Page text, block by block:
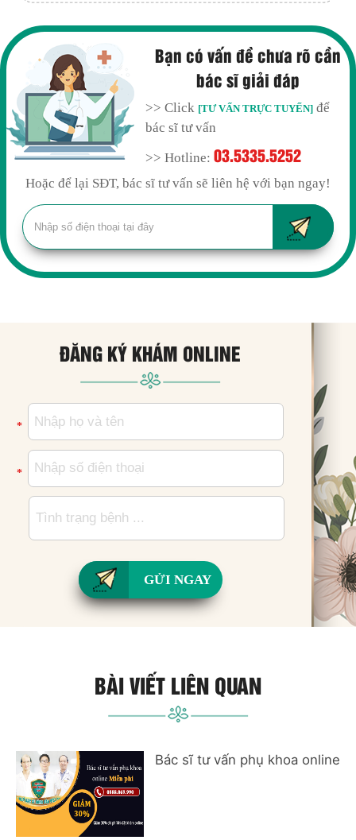
Bạn có vấn đề chưa rõ cần
bác sĩ giải đáp
>> Click [TƯ VẤN TRỰC TUYẾN] để
bác sĩ tư vấn
>> Hotline:03.5335.5252
Hoặc để lại SĐT, bác sĩ tư vấn sẽ liên hệ với bạn ngay!
ĐĂNG KÝ KHÁM ONLINE
*
*
GỬI NGAY
BÀI VIẾT LIÊN QUAN
Bác sĩ tư vấn phụ khoa online